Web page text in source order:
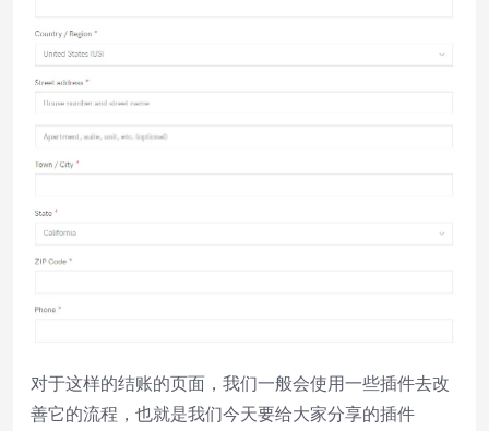
Beginning of dialog window. Escape will
Color
Color
Font Size
对于这样的结账的页面，我们一般会使用一些插件去改
善它的流程，也就是我们今天要给大家分享的插件